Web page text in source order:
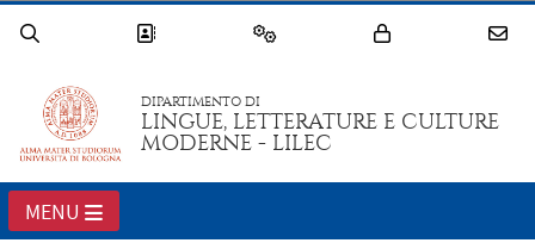
DIPARTIMENTO DI
LINGUE, LETTERATURE E CULTURE
MODERNE - LILEC
MENU